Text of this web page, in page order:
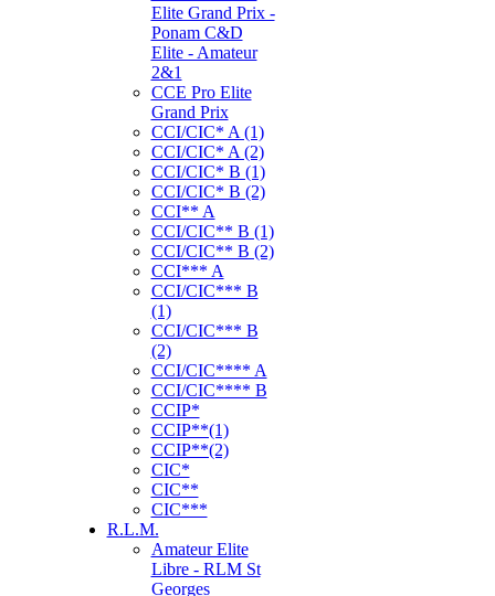
Elite Grand Prix -
Ponam C&D
Elite - Amateur
2&1
CCE Pro Elite
Grand Prix
CCI/CIC* A (1)
CCI/CIC* A (2)
CCI/CIC* B (1)
CCI/CIC* B (2)
CCI** A
CCI/CIC** B (1)
CCI/CIC** B (2)
CCI*** A
CCI/CIC*** B
(1)
CCI/CIC*** B
(2)
CCI/CIC**** A
CCI/CIC**** B
CCIP*
CCIP**(1)
CCIP**(2)
CIC*
CIC**
CIC***
R.L.M.
Amateur Elite
Libre - RLM St
Georges